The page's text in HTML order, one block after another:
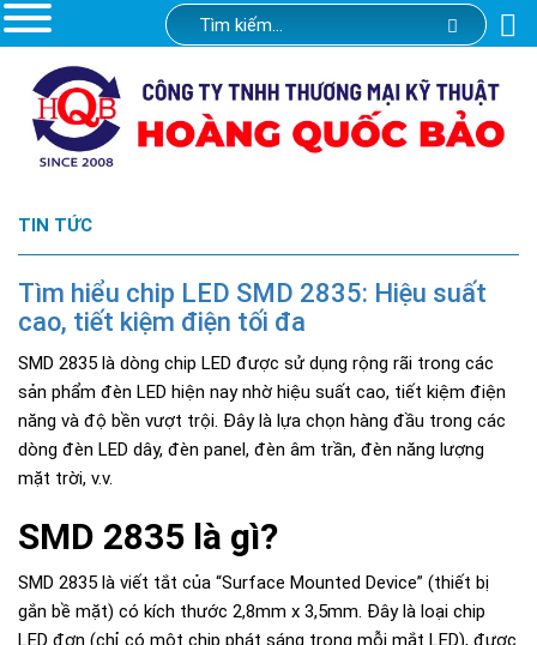
TIN TỨC
Tìm hiểu chip LED SMD 2835: Hiệu suất
cao, tiết kiệm điện tối đa
SMD 2835 là dòng chip LED được sử dụng rộng rãi trong các
sản phẩm đèn LED hiện nay nhờ hiệu suất cao, tiết kiệm điện
năng và độ bền vượt trội. Đây là lựa chọn hàng đầu trong các
dòng đèn LED dây, đèn panel, đèn âm trần, đèn năng lượng
mặt trời, v.v.
SMD 2835 là gì?
SMD 2835 là viết tắt của “Surface Mounted Device” (thiết bị
gắn bề mặt) có kích thước 2,8mm x 3,5mm. Đây là loại chip
LED đơn (chỉ có một chip phát sáng trong mỗi mắt LED), được